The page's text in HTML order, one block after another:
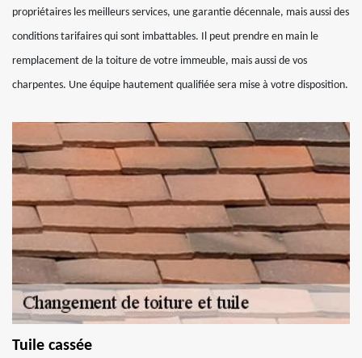
propriétaires les meilleurs services, une garantie décennale, mais aussi des
conditions tarifaires qui sont imbattables. Il peut prendre en main le
remplacement de la toiture de votre immeuble, mais aussi de vos
charpentes. Une équipe hautement qualifiée sera mise à votre disposition.
Tuile cassée